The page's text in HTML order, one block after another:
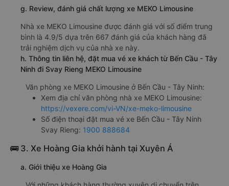
g. Review, đánh giá chất lượng xe MEKO Limousine
Nhà xe MEKO Limousine được đánh giá với số điểm trung
bình là 4.9/5 dựa trên 667 đánh giá của khách hàng đã
trải nghiệm dịch vụ của nhà xe này.
h. Thông tin liên hệ, đặt mua vé xe khách từ Bến Cầu - Tây
Ninh đi Svay Rieng MEKO Limousine
Văn phòng xe MEKO Limousine ở Bến Cầu - Tây Ninh:
Xem địa chỉ văn phòng nhà xe MEKO Limousine:
https://vexere.com/vi-VN/xe-meko-limousine
Số điện thoại đặt mua vé xe Bến Cầu - Tây Ninh
Svay Rieng: 1900 888684
🚌 3. Xe Hoàng Gia khởi hành tại Xuyên Á
a. Giới thiệu xe Hoàng Gia